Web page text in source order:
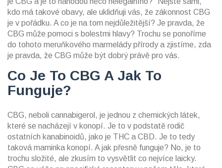
kdo má takové obavy, ale uklidňuji vás, že zákonnost CBG
je v pořádku. A co je na tom nejdůležitější? Je pravda, že
CBG může pomoci s bolestmi hlavy? Trochu se ponoříme
do tohoto meruňkového marmelády přírody a zjistíme, zda
je pravda, že CBG může být dobrý právě pro vás.
Co Je To CBG A Jak To
Funguje?
CBG, neboli cannabigerol, je jednou z chemických látek,
které se nacházejí v konopí. Je to v podstatě rodič
ostatních kanabinoidů, jako je THC a CBD. Je to tedy
taková maminka konopí. A jak přesně funguje? No, je to
trochu složité, ale zkusím to vysvětlit co nejvíce laicky.